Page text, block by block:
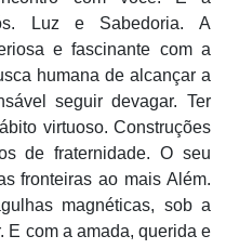
Luz e Sabedoria. A
e fascinante com a
humana de alcançar a
seguir devagar. Ter
virtuoso. Construções
de fraternidade. O seu
fronteiras ao mais Além.
magnéticas, sob a
E com a amada, querida e